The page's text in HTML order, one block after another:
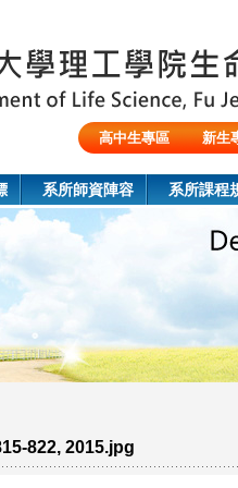
高中生專區
新生
系所師資陣容 系所課程
822, 2015.jpg